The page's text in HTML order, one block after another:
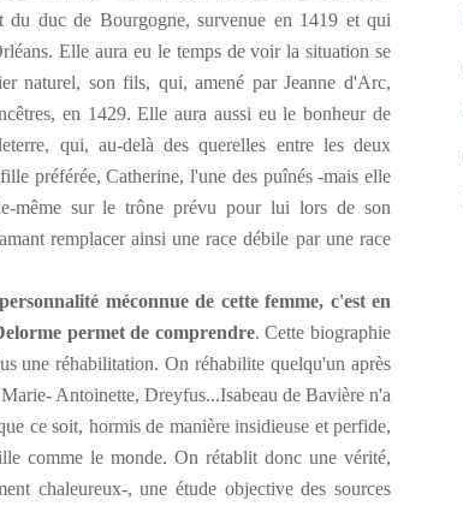
du duc de Bourgogne, survenue en 1419 et qui
Elle aura eu le temps de voir la situation se
naturel, son fils, qui, amené par Jeanne d'Arc,
en 1429. Elle aura aussi eu le bonheur de
qui, au-delà des querelles entre les deux
préférée, Catherine, l'une des puînés -mais elle
même sur le trône prévu pour lui lors de son
remplacer ainsi une race débile par une race
méconnue de cette femme, c'est en
permet de comprendre. Cette biographie
une réhabilitation. On réhabilite quelqu'un après
Antoinette, Dreyfus...Isabeau de Bavière n'a
ce soit, hormis de manière insidieuse et perfide,
comme le monde. On rétablit donc une vérité,
chaleureux-, une étude objective des sources